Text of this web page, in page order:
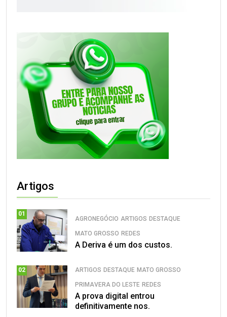
Artigos
01
AGRONEGÓCIO ARTIGOS DESTAQUE
MATO GROSSO REDES
A Deriva é um dos custos.
02 ARTIGOS DESTAQUE MATO GROSSO
PRIMAVERA DO LESTE REDES
A prova digital entrou
definitivamente nos.